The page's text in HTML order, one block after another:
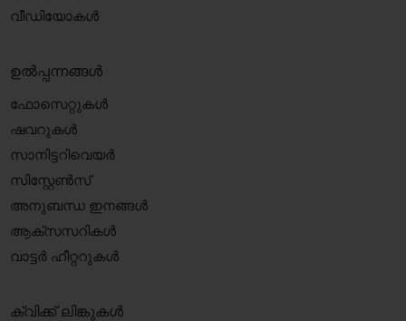
വീഡിയോകൾ
ഉൽപ്പന്നങ്ങൾ
ഫോസെറ്റുകൾ
ഷവറുകൾ
സാനിട്ടറിവെയർ
സിസ്റ്റേൺസ്
അനുബന്ധ ഇനങ്ങൾ
ആക്‌സസറികൾ
വാട്ടർ ഹീറ്ററുകൾ
ക്വിക്ക് ലിങ്കുകൾ